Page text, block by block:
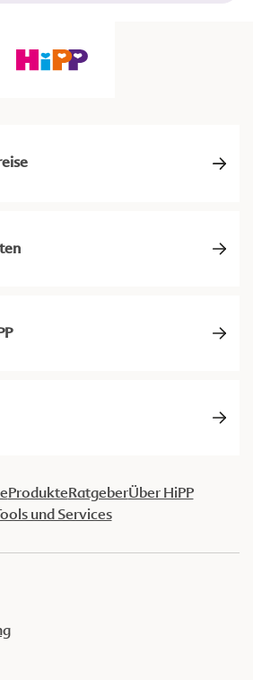
ProdukteRatgeberÜber HiPP
und Services